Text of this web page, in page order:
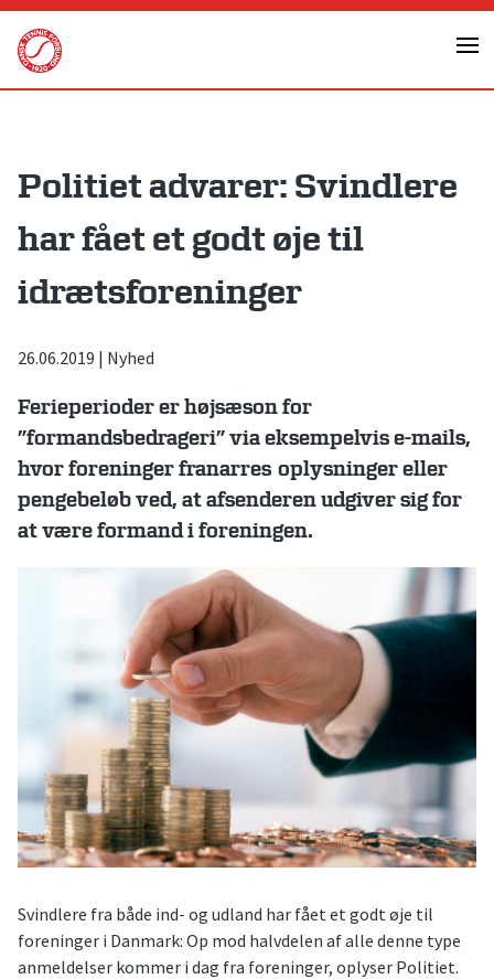
Skip
content
Politiet advarer: Svindlere
har fået et godt øje til
idrætsforeninger
26.06.2019 | Nyhed
Ferieperioder er højsæson for
”formandsbedrageri” via eksempelvis e-mails,
hvor foreninger franarres oplysninger eller
pengebeløb ved, at afsenderen udgiver sig for
at være formand i foreningen.
Svindlere fra både ind- og udland har fået et godt øje til
foreninger i Danmark: Op mod halvdelen af alle denne type
anmeldelser kommer i dag fra foreninger, oplyser Politiet.